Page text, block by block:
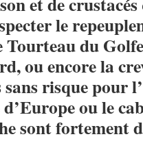
le
Tourteau du
ou encore la
risque pour
d’Europe ou le
sont fortement